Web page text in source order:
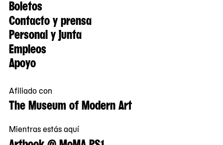
Boletos
Contacto y prensa
Personal y junta
Empleos
Apoyo
Afiliado con
The Museum of Modern Art
Mientras estás aquí